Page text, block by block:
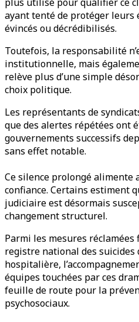
ayant tenté de protéger leurs
évincés ou décrédibilisés.
Toutefois, la responsabilité
institutionnelle, mais
relève plus d’une simple
choix politique.
Les représentants de
que des alertes répétées ont
gouvernements successifs
sans effet notable.
Ce silence prolongé alimente
confiance. Certains estiment
judiciaire est désormais
changement structurel.
Parmi les mesures
registre national des
hospitalière,
équipes touchées par ces
feuille de route pour la
psychosociaux.